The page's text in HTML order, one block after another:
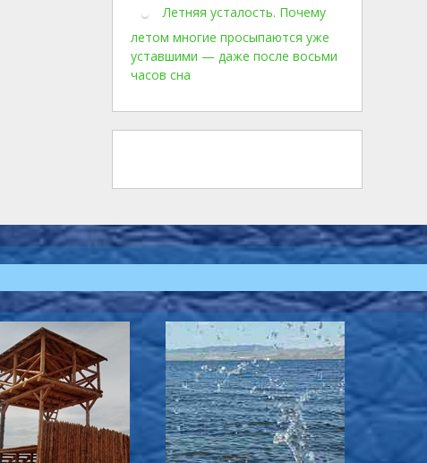
Летняя усталость. Почему
летом многие просыпаются уже
уставшими — даже после восьми
часов сна